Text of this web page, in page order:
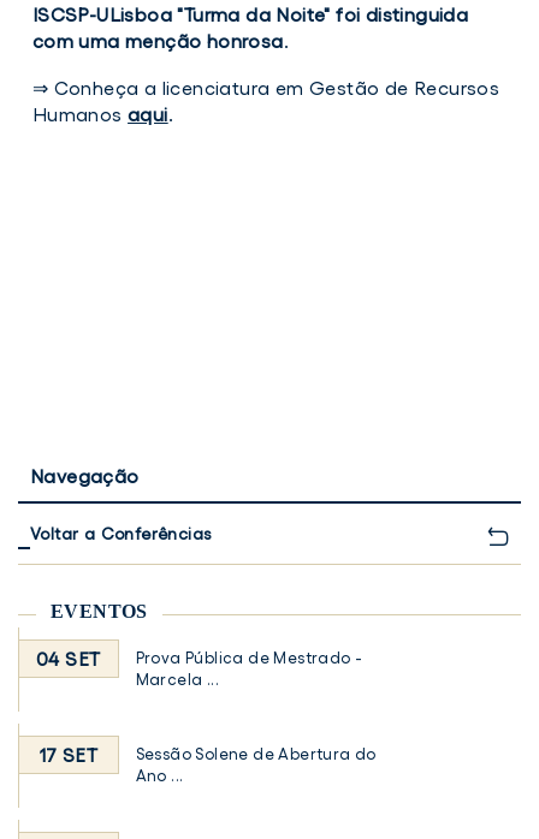
ISCSP-ULisboa "Turma da Noite" foi distinguida
com uma menção honrosa.
⇒ Conheça a licenciatura em Gestão de Recursos
Humanosaqui.
Navegação
Voltar a Conferências
EVENTOS
04 SET
Prova Pública de Mestrado -
Marcela ...
17 SET
Sessão Solene de Abertura do
Ano ...